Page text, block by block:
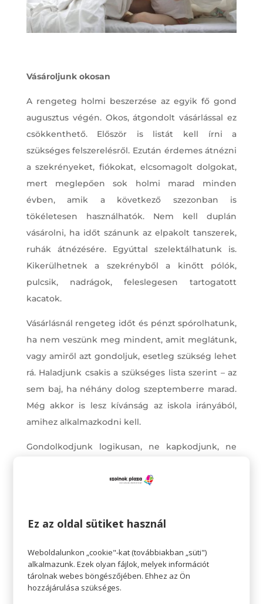
Vásároljunk okosan
A rengeteg holmi beszerzése az egyik fő gond
augusztus végén. Okos, átgondolt vásárlással ez
csökkenthető. Először is listát kell írni a
szükséges felszerelésről. Ezután érdemes átnézni
a szekrényeket, fiókokat, elcsomagolt dolgokat,
mert meglepően sok holmi marad minden
évben, amik a következő szezonban is
tökéletesen használhatók. Nem kell duplán
vásárolni, ha időt szánunk az elpakolt tanszerek,
ruhák átnézésére. Egyúttal szelektálhatunk is.
Kikerülhetnek a szekrényből a kinőtt pólók,
pulcsik, nadrágok, feleslegesen tartogatott
kacatok.
Vásárlásnál rengeteg időt és pénzt spórolhatunk,
ha nem veszünk meg mindent, amit meglátunk,
vagy amiről azt gondoljuk, esetleg szükség lehet
rá. Haladjunk csakis a szükséges lista szerint – az
sem baj, ha néhány dolog szeptemberre marad.
Még akkor is lesz kívánság az iskola irányából,
amihez alkalmazkodni kell.
Gondolkodjunk logikusan, ne kapkodjunk, ne
nyár végi leértékeléseket, ezzel sokat
Ez az oldal sütiket használ
Weboldalunkon „cookie"-kat (továbbiakban „süti")
alkalmazunk. Ezek olyan fájlok, melyek információt
tárolnak webes böngészőjében. Ehhez az Ön
hozzájárulása szükséges.